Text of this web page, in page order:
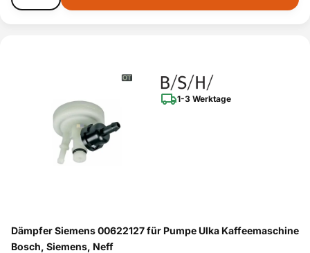
1-3 Werktage
Dämpfer Siemens 00622127 für Pumpe Ulka Kaffeemaschine
Bosch, Siemens, Neff